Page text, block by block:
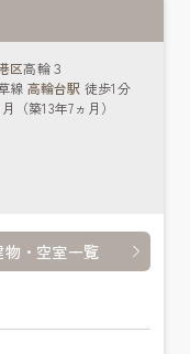
区高輪３
線 高輪台駅 徒歩1分
（築13年7ヵ月）
物・空室一覧